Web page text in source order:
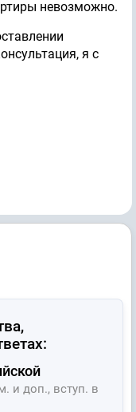
невозможно.
я с
и доп., вступ. в